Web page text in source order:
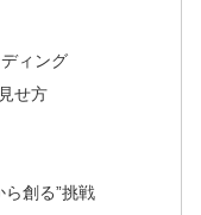
ィング
せ方
創る”挑戦